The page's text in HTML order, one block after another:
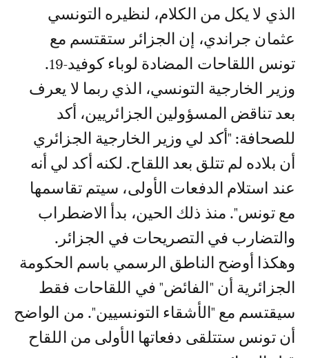
الذي لا يكل من الكلام، لنظيره التونسي
عثمان جراندي، إن الجزائر ستقتسم مع
تونس اللقاحات المضادة لوباء كوفيد-19.
وزير الخارجية التونسي، الذي ربما لا يعرف
بعد تناقض المسؤولين الجزائريين، أكد
للصحافة: "أكد لي وزير الخارجية الجزائري
أن بلاده لم تتلق بعد اللقاح. لكنه أكد لي أنه
عند استلام الدفعات الأولى، سيتم تقاسمها
مع تونس". منذ ذلك الحين، بدأ الاضطراب
والتضارب في التصريحات في الجزائر.
وهكذا أوضح الناطق الرسمي باسم الحكومة
الجزائرية أن "الفائض" في اللقاحات فقط
سيقتسم مع "الأشقاء التونسيين". من الواضح
أن تونس ستتلقى دفعاتها الأولى من اللقاح